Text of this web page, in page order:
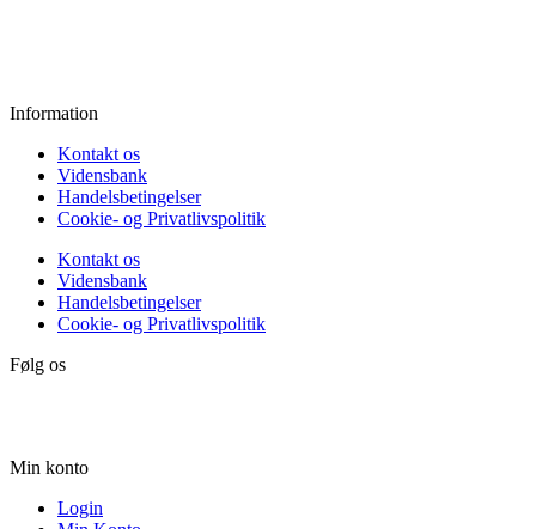
Information
Kontakt os
Vidensbank
Handelsbetingelser
Cookie- og Privatlivspolitik
Kontakt os
Vidensbank
Handelsbetingelser
Cookie- og Privatlivspolitik
Følg os
Min konto
Login